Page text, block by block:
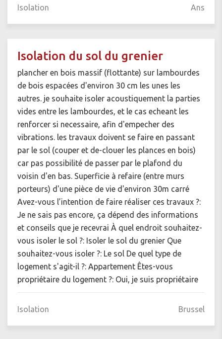
Isolation Ans
Isolation du sol du grenier
plancher en bois massif (flottante) sur lambourdes
de bois espacées d'environ 30 cm les unes les
autres. je souhaite isoler acoustiquement la parties
vides entre les lambourdes, et le cas echeant les
renforcer si necessaire, afin d'empecher des
vibrations. les travaux doivent se faire en passant
par le sol (couper et de-clouer les plances en bois)
car pas possibilité de passer par le plafond du
voisin d'en bas. Superficie à refaire (entre murs
porteurs) d'une pièce de vie d'environ 30m carré
Avez-vous l’intention de faire réaliser ces travaux ?:
Je ne sais pas encore, ça dépend des informations
et conseils que je recevrai À quel endroit souhaitez-
vous isoler le sol ?: Isoler le sol du grenier Que
souhaitez-vous isoler ?: Le sol De quel type de
logement s'agit-il ?: Appartement Êtes-vous
propriétaire du logement ?: Oui, je suis propriétaire
Isolation Brussel